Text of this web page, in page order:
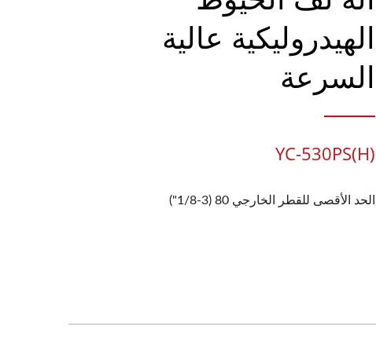
الهيدروليكية عالية
السرعة
YC-530PS(H)
الحد الأقصى للقطر الخارجي 80 (3-1/8")